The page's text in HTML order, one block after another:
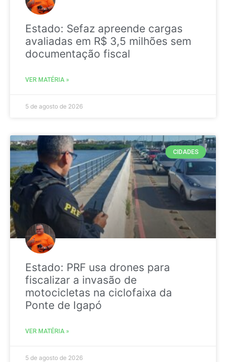
Estado: Sefaz apreende cargas
avaliadas em R$ 3,5 milhões sem
documentação fiscal
VER MATÉRIA »
5 de agosto de 2026
CIDADES
Estado: PRF usa drones para
fiscalizar a invasão de
motocicletas na ciclofaixa da
Ponte de Igapó
VER MATÉRIA »
5 de agosto de 2026